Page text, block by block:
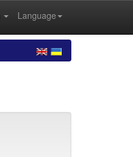
Language